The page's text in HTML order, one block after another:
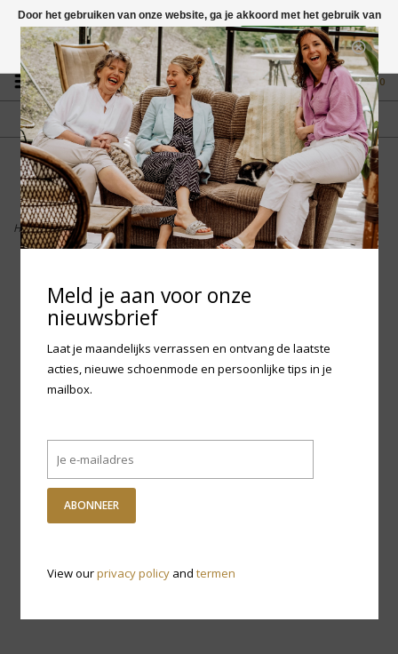
Vragen? App naar +31 58 250 1503
0
GRATIS VERZENDING NL
Vanaf € 75,-
FYSIEKE WINKEL
in Mantgum (frl)
fdad
Home>Birkenstock Arizona Big Buckle EVA - Light Rose Narrow
Door het gebruiken van onze website, ga je akkoord met het gebruik van
cookies om onze website te verbeteren.
Dit bericht verbergen
Meer over cookies »
Meld je aan voor onze
nieuwsbrief
Laat je maandelijks verrassen en ontvang de laatste
acties, nieuwe schoenmode en persoonlijke tips in je
mailbox.
ABONNEER
View ourprivacy policyand termen